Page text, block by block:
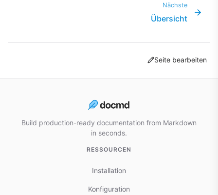
Nächste
Übersicht
Seite bearbeiten
Build production-ready documentation from Markdown
in seconds.
RESSOURCEN
Installation
Konfiguration